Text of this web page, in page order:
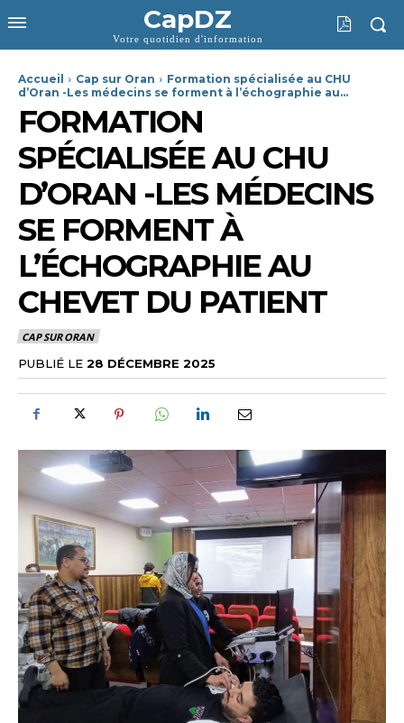
CapDZ
Votre quotidien d'information
Accueil Cap sur Oran
Formation spécialisée au CHU
d’Oran -Les médecins se forment à l’échographie au...
FORMATION
SPÉCIALISÉE AU CHU
D’ORAN -LES MÉDECINS
SE FORMENT À
L’ÉCHOGRAPHIE AU
CHEVET DU PATIENT
CAP SUR ORAN
PUBLIÉ LE 28 DÉCEMBRE 2025